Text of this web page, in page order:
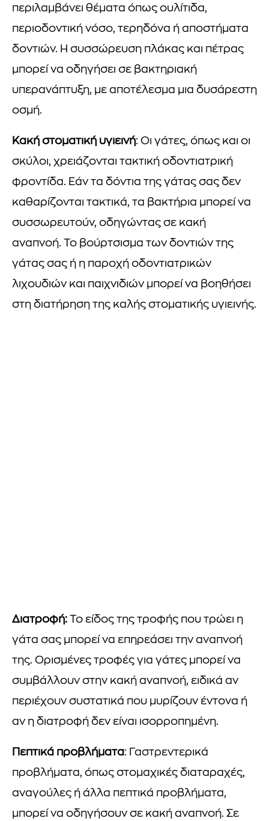
περιλαμβάνει θέματα όπως ουλίτιδα,
περιοδοντική νόσο, τερηδόνα ή αποστήματα
δοντιών. Η συσσώρευση πλάκας και πέτρας
μπορεί να οδηγήσει σε βακτηριακή
υπερανάπτυξη, με αποτέλεσμα μια δυσάρεστη
οσμή.
Κακή στοματική υγιεινή: Οι γάτες, όπως και οι
σκύλοι, χρειάζονται τακτική οδοντιατρική
φροντίδα. Εάν τα δόντια της γάτας σας δεν
καθαρίζονται τακτικά, τα βακτήρια μπορεί να
συσσωρευτούν, οδηγώντας σε κακή
αναπνοή. Το βούρτσισμα των δοντιών της
γάτας σας ή η παροχή οδοντιατρικών
λιχουδιών και παιχνιδιών μπορεί να βοηθήσει
στη διατήρηση της καλής στοματικής υγιεινής.
Διατροφή: Το είδος της τροφής που τρώει η
γάτα σας μπορεί να επηρεάσει την αναπνοή
της. Ορισμένες τροφές για γάτες μπορεί να
συμβάλλουν στην κακή αναπνοή, ειδικά αν
περιέχουν συστατικά που μυρίζουν έντονα ή
αν η διατροφή δεν είναι ισορροπημένη.
Πεπτικά προβλήματα: Γαστρεντερικά
προβλήματα, όπως στομαχικές διαταραχές,
αναγούλες ή άλλα πεπτικά προβλήματα,
μπορεί να οδηγήσουν σε κακή αναπνοή. Σε